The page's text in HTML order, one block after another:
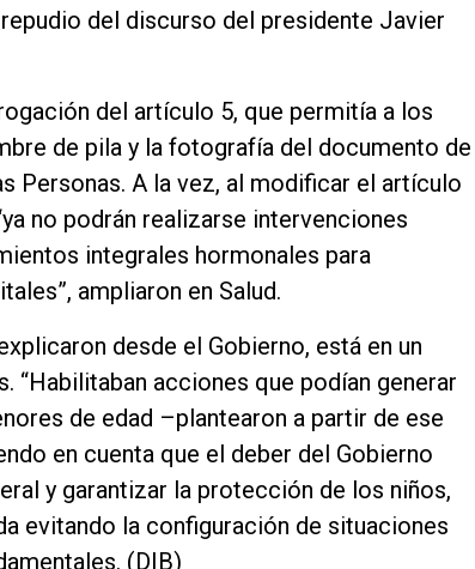
del discurso del presidente Javier
del artículo 5, que permitía a los
de pila y la fotografía del documento de
Personas. A la vez, al modificar el artículo
no podrán realizarse intervenciones
integrales hormonales para
ampliaron en Salud.
desde el Gobierno, está en un
acciones que podían generar
de edad –plantearon a partir de ese
en cuenta que el deber del Gobierno
y garantizar la protección de los niños,
evitando la configuración de situaciones
(DIB)